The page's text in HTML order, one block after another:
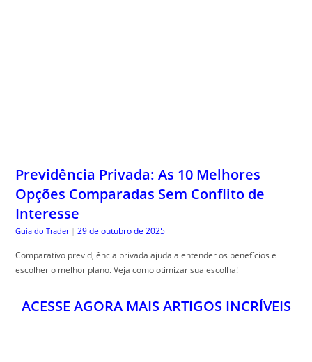
Previdência Privada: As 10 Melhores
Opções Comparadas Sem Conflito de
Interesse
Guia do Trader | 29 de outubro de 2025
Comparativo previd, ência privada ajuda a entender os benefícios e
escolher o melhor plano. Veja como otimizar sua escolha!
ACESSE AGORA MAIS ARTIGOS INCRÍVEIS